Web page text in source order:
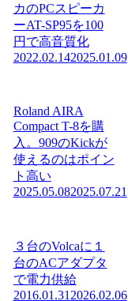
カのPCスピーカ
ーAT-SP95を100
円で高音質化
2022.02.142025.01.09
Roland AIRA
Compact T-8を購
入。909のKickが
使えるのはポイン
ト高い
2025.05.082025.07.21
３台のVolcaに１
台のACアダプタ
で電力供給
2016.01.31 2026.02.06